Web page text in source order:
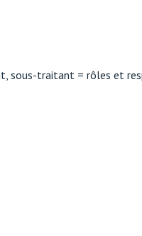
sous-traitant = rôles et